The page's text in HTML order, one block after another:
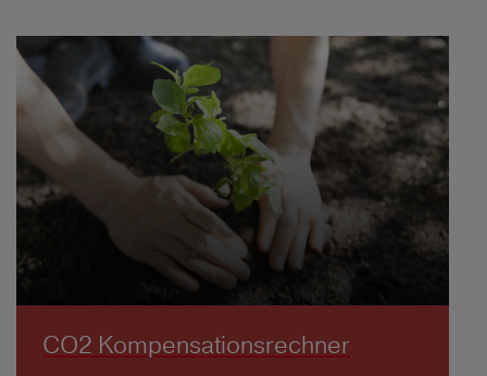
CO2 Kompensationsrechner